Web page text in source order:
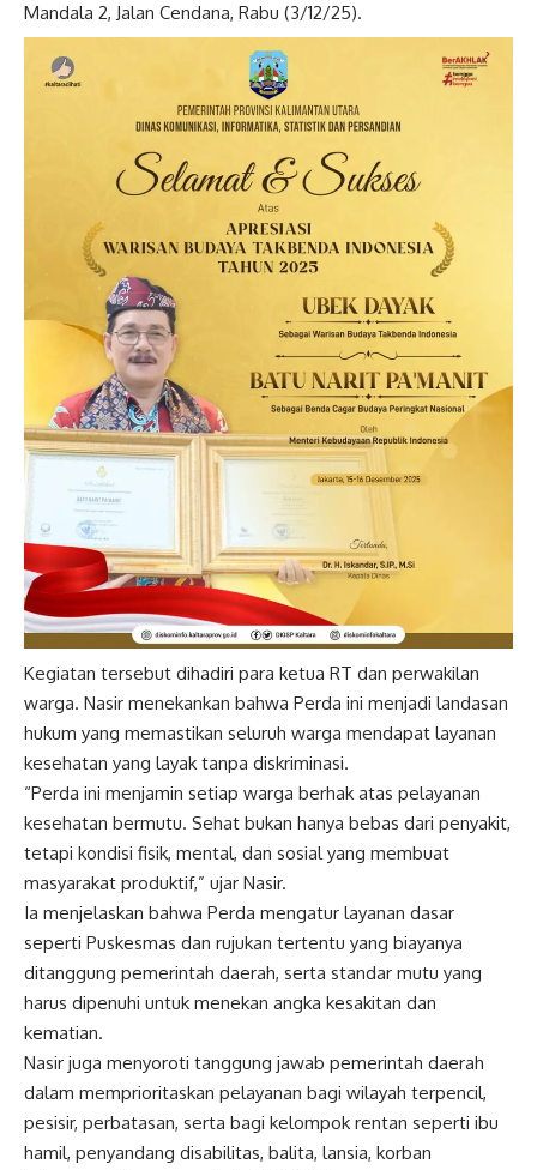
Mandala 2, Jalan Cendana, Rabu (3/12/25).
Kegiatan tersebut dihadiri para ketua RT dan perwakilan
warga. Nasir menekankan bahwa Perda ini menjadi landasan
hukum yang memastikan seluruh warga mendapat layanan
kesehatan yang layak tanpa diskriminasi.
“Perda ini menjamin setiap warga berhak atas pelayanan
kesehatan bermutu. Sehat bukan hanya bebas dari penyakit,
tetapi kondisi fisik, mental, dan sosial yang membuat
masyarakat produktif,” ujar Nasir.
Ia menjelaskan bahwa Perda mengatur layanan dasar
seperti Puskesmas dan rujukan tertentu yang biayanya
ditanggung pemerintah daerah, serta standar mutu yang
harus dipenuhi untuk menekan angka kesakitan dan
kematian.
Nasir juga menyoroti tanggung jawab pemerintah daerah
dalam memprioritaskan pelayanan bagi wilayah terpencil,
pesisir, perbatasan, serta bagi kelompok rentan seperti ibu
hamil, penyandang disabilitas, balita, lansia, korban